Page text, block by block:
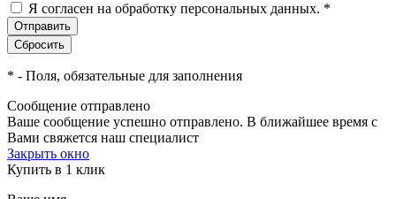
Я согласен на обработку персональных данных. *
* - Поля, обязательные для заполнения
Сообщение отправлено
Ваше сообщение успешно отправлено. В ближайшее время с
Вами свяжется наш специалист
Закрыть окно
Купить в 1 клик